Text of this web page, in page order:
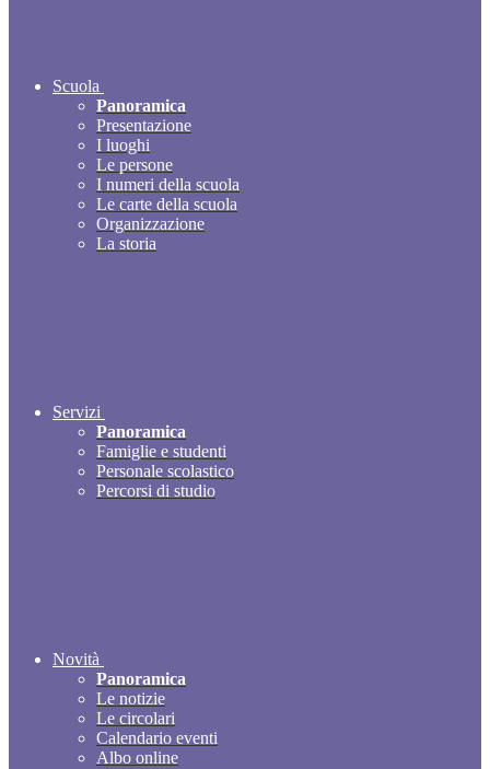
Scuola
Panoramica
Presentazione
I luoghi
Le persone
I numeri della scuola
Le carte della scuola
Organizzazione
La storia
Servizi
Panoramica
Famiglie e studenti
Personale scolastico
Percorsi di studio
Novità
Panoramica
Le notizie
Le circolari
Calendario eventi
Albo online